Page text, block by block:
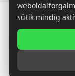
sütik mindig